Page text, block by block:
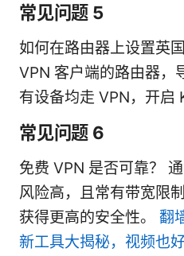
常见问题 5
如何在路由器上设置英
VPN 客户端的路由器，
有设备均走 VPN，开启
常见问题 6
免费 VPN 是否可靠？
风险高，且常有带宽限
获得更高的安全性。 翻
新工具大揭秘，视频也